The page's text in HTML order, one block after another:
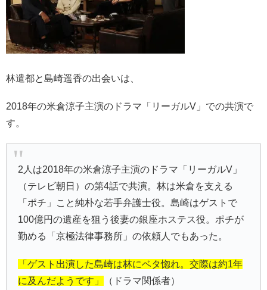
林遣都と島崎遥香の出会いは、
2018年の米倉涼子主演のドラマ「リーガルV」での共演で
す。
2人は2018年の米倉涼子主演のドラマ「リーガルV」
（テレビ朝日）の第4話で共演。林は米倉を支える
「ポチ」こと純朴な若手弁護士役。島崎はゲストで
100億円の遺産を狙う後妻の銀座ホステス役。ポチが
勤める「京極法律事務所」の依頼人でもあった。
「ゲスト出演した島崎は林にベタ惚れ。交際は約1年
に及んだようです」
（ドラマ関係者）